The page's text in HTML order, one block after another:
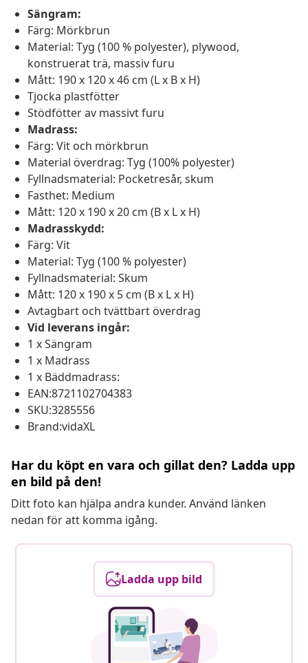
Sängram:
Färg: Mörkbrun
Material: Tyg (100 % polyester), plywood,
konstruerat trä, massiv furu
Mått: 190 x 120 x 46 cm (L x B x H)
Tjocka plastfötter
Stödfötter av massivt furu
Madrass:
Färg: Vit och mörkbrun
Material överdrag: Tyg (100% polyester)
Fyllnadsmaterial: Pocketresår, skum
Fasthet: Medium
Mått: 120 x 190 x 20 cm (B x L x H)
Madrasskydd:
Färg: Vit
Material: Tyg (100 % polyester)
Fyllnadsmaterial: Skum
Mått: 120 x 190 x 5 cm (B x L x H)
Avtagbart och tvättbart överdrag
Vid leverans ingår:
1 x Sängram
1 x Madrass
1 x Bäddmadrass:
EAN:8721102704383
SKU:3285556
Brand:vidaXL
Har du köpt en vara och gillat den? Ladda upp
en bild på den!
Ditt foto kan hjälpa andra kunder. Använd länken
nedan för att komma igång.
Ladda upp bild